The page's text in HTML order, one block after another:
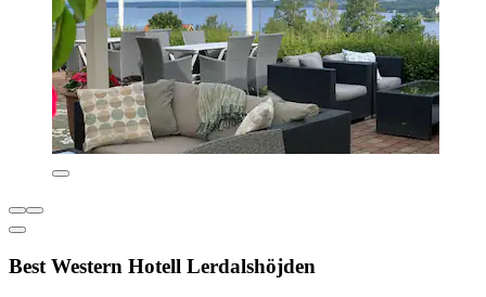
Best Western Hotell Lerdalshöjden